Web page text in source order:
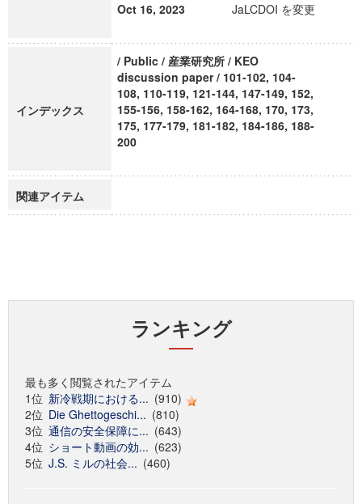
Oct 16, 2023
JaLCDOI を変更
インデックス
/ Public / 産業研究所 / KEO
discussion paper / 101-102, 104-
108, 110-119, 121-144, 147-149, 152,
155-156, 158-162, 164-168, 170, 173,
175, 177-179, 181-182, 184-186, 188-
200
関連アイテム
ランキング
最も多く閲覧されたアイテム
1位 新冷戦期における... (910)
2位 Die Ghettogeschi... (810)
3位 通信の安全保障に... (643)
4位 ショート動画の効... (623)
5位 J.S. ミルの社会... (460)